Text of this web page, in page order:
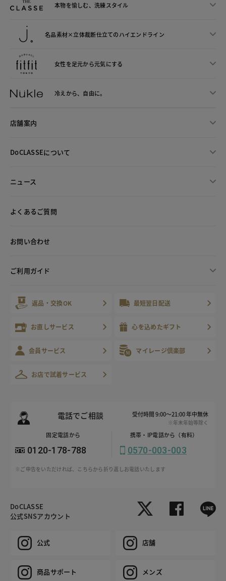
本物を愉しむ、洗練スタイル
名品素材×立体裁断仕立てのハイエンドライン
女性を足元から元気にする
冷えから、 自由に。
店舗案内
DoCLASSEについて
ニュース
よくあるご質問
お問い合わせ
ご利用ガイド
返品・交換OK 最短翌日配送
お直しサービス 心を込めたギフト
会員サービス マイレージ倶楽部
お店で試着サービス
電話でご相談 受付時間 9:00～21:00 年中無休
※年末年始等除く
固定電話から
0120-178-788
携帯・IP電話から（有料）
0570-003-003
※ご申告をいただければ、こちらから折り返しお電話いたします
DoCLASSE
公式SNSアカウント
公式 店舗
商品サポート メンズ